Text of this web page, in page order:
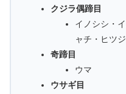
クジラ偶蹄目
イノシシ・
ャチ・ヒツ
奇蹄目
ウマ
ウサギ目